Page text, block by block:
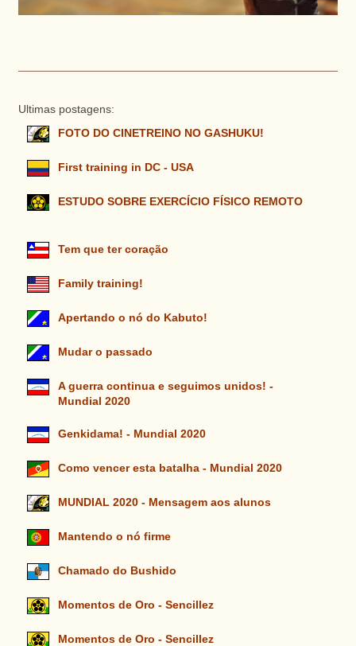
Ultimas postagens:
FOTO DO CINETREINO NO GASHUKU!
First training in DC - USA
ESTUDO SOBRE EXERCÍCIO FÍSICO REMOTO
Tem que ter coração
Family training!
Apertando o nó do Kabuto!
Mudar o passado
A guerra continua e seguimos unidos! -
Mundial 2020
Genkidama! - Mundial 2020
Como vencer esta batalha - Mundial 2020
MUNDIAL 2020 - Mensagem aos alunos
Mantendo o nó firme
Chamado do Bushido
Momentos de Oro - Sencillez
Momentos de Oro - Sencillez